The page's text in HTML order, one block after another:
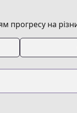
прогресу на